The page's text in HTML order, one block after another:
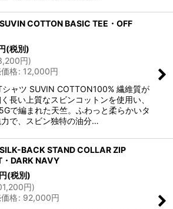
COTTON BASIC TEE・OFF
(税別)
円)
格: 12,000円
ャツ SUVIN COTTON100% 繊維質が
長い上質なスビンコットンを使用い、
で編まれた天竺。ふわっと柔らかいタ
力で、スビン独特の油分…
BACK STAND COLLAR ZIP
DARK NAVY
円(税別)
円)
格: 92,000円